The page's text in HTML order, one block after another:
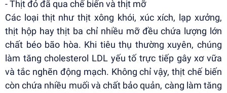
- Thịt đỏ đã qua chế biến và thịt mỡ
Các loại thịt như thịt xông khói, xúc xích, lạp xưởng,
thịt hộp hay thịt ba chỉ nhiều mỡ đều chứa lượng lớn
chất béo bão hòa. Khi tiêu thụ thường xuyên, chúng
làm tăng cholesterol LDL yếu tố trực tiếp gây xơ vữa
và tắc nghẽn động mạch. Không chỉ vậy, thịt chế biến
còn chứa nhiều muối và chất bảo quản, càng làm tăng